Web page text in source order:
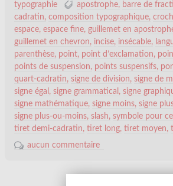
typographie
apostrophe barre de
cadratin composition typographique
espace espace fine guillemet en
guillemet en chevron
incise insécable
parenthèse point point d’exclamation
points de suspension
points suspensifs
quart-cadratin signe de division signe de
signe égal
signe grammatical signe
signe mathématique signe moins signe
signe plus-ou-moins slash symbole pour
tiret demi-cadratin tiret long tiret moyen
aucun commentaire